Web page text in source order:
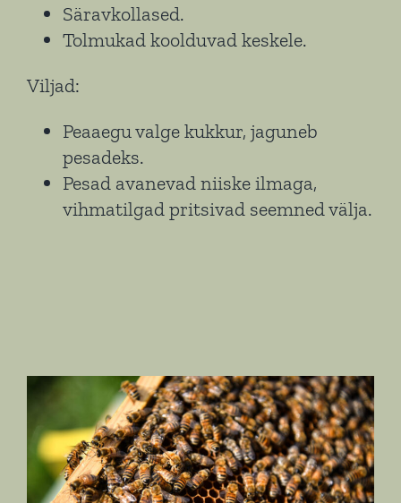
Säravkollased.
Tolmukad koolduvad keskele.
Viljad:
Peaaegu valge kukkur, jaguneb
pesadeks.
Pesad avanevad niiske ilmaga,
vihmatilgad pritsivad seemned välja.